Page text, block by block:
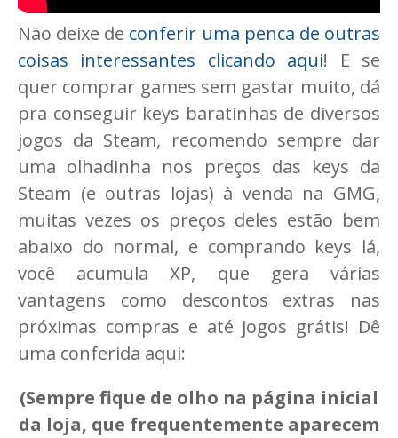
Não deixe de conferir uma penca de outras
coisas interessantes clicando aqui! E se
quer comprar games sem gastar muito, dá
pra conseguir keys baratinhas de diversos
jogos da Steam, recomendo sempre dar
uma olhadinha nos preços das keys da
Steam (e outras lojas) à venda na GMG,
muitas vezes os preços deles estão bem
abaixo do normal, e comprando keys lá,
você acumula XP, que gera várias
vantagens como descontos extras nas
próximas compras e até jogos grátis! Dê
uma conferida aqui:
(Sempre fique de olho na página inicial
da loja, que frequentemente aparecem